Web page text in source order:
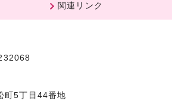
関連リンク
町5丁目44番地